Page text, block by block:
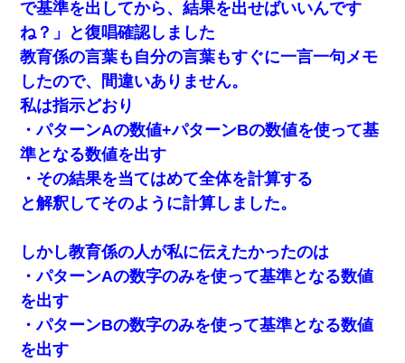
じゃなかったため妹有責での離婚になり…
私「まとめ買いして冷凍ストックしてる」Ａ「ずるい！ク
レクレ！」私「なんでよ」Ａ「ケーチ！バーカ！」→ 後
日、Ａ旦那が凸してきた
「お前の父ちゃんは自宅警備員」とかからかわれたけど、
実はとんでもない仕事に就いていた
この母親は娘の黒歴史を掘り出さないと死ぬんか？ 死ぬ
んか？
友人「酒の勢いで女先輩をホテルに連れ込んだｗｗｗｗ
ｗ」俺「…」
「パワハラを受けたから思い切って転職した」とSNSで呟
いたら、速攻でパワハラかました元上司がLINEを送ってき
た。
で基準を出してから、結果を出せばいいんです
ね？」と復唱確認しました
教育係の言葉も自分の言葉もすぐに一言一句メモ
したので、間違いありません。
私は指示どおり
・パターンAの数値+パターンBの数値を使って基
準となる数値を出す
・その結果を当てはめて全体を計算する
と解釈してそのように計算しました。
しかし教育係の人が私に伝えたかったのは
・パターンAの数字のみを使って基準となる数値
を出す
・パターンBの数字のみを使って基準となる数値
を出す